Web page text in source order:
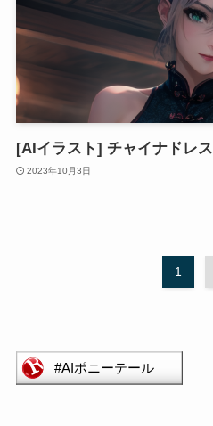
[AIイラスト] チャイナドレス
2023年10月3日
1